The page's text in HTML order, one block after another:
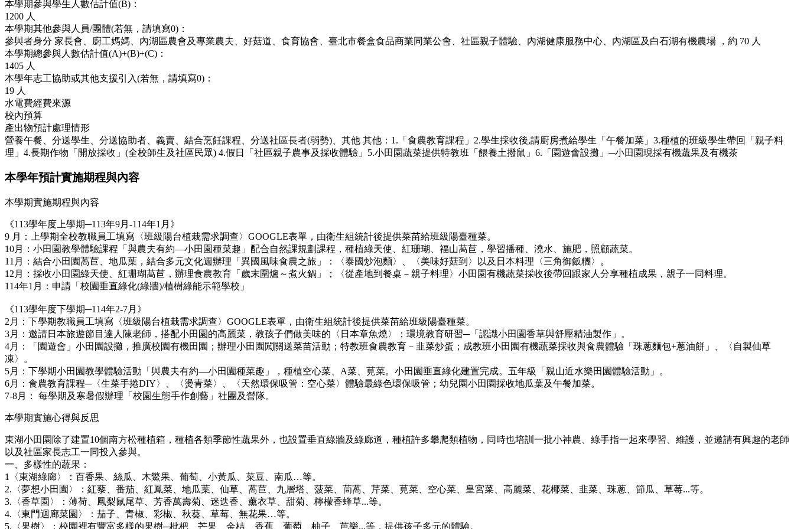
本學期參與學生人數估計值(B)：
1200 人
本學期其他參與人員/團體(若無，請填寫0)：
參與者身分 家長會、廚工媽媽、內湖區農會及專業農夫、好菇道、食育協會、臺北市餐盒食品商業同業公會、社區親子體驗、內湖健康服務中心、內湖區及白石湖有機農場 ，約 70 人
本學期總參與人數估計值(A)+(B)+(C)：
1405 人
本學年志工協助或其他支援引入(若無，請填寫0)：
19 人
水電費經費來源
校內預算
產出物預計處理情形
營養午餐、分送學生、分送協助者、義賣、結合烹飪課程、分送社區長者(弱勢)、其他 其他：1.「食農教育課程」2.學生採收後,請廚房煮給學生「午餐加菜」3.種植的班級學生帶回「親子料
理」4.長期作物「開放採收」(全校師生及社區民眾) 4.假日「社區親子農事及採收體驗」5.小田園蔬菜提供特教班「餵養土撥鼠」6.「園遊會設攤」─小田園現採有機蔬果及有機茶
本學年預計實施期程與內容
本學期實施期程與內容
《113學年度上學期─113年9月-114年1月》
9 月：上學期全校教職員工填寫〈班級陽台植栽需求調查〉GOOGLE表單，由衛生組統計後提供菜苗給班級陽臺種菜。
10月：小田園教學體驗課程「與農夫有約—小田園種菜趣」配合自然課規劃課程，種植綠天使、紅珊瑚、福山萵苣，學習播種、澆水、施肥，照顧蔬菜。
11月：結合小田園萵苣、地瓜葉，結合多元文化週辦理「異國風味食農之旅」：〈泰國炒泡麵〉、〈美味好菇到〉以及日本料理〈三角御飯糰〉。
12月：採收小田園綠天使、紅珊瑚萵苣，辦理食農教育「歲末圍爐～煮火鍋」；〈從產地到餐桌－親子料理〉小田園有機蔬菜採收後帶回跟家人分享種植成果，親子一同料理。
114年1月：申請「校園垂直綠化(綠牆)/植樹綠能示範學校」
《113學年度下學期─114年2-7月》
2月：下學期教職員工填寫〈班級陽台植栽需求調查〉GOOGLE表單，由衛生組統計後提供菜苗給班級陽臺種菜。
3月：邀請日本旅遊節目達人陳老師，搭配小田園的高麗菜，教孩子們做美味的〈日本章魚燒〉；環境教育研習─「認識小田園香草與舒壓精油製作」。
4月：「園遊會」小田園設攤，推廣校園有機田園；辦理小田園闖關送菜苗活動；特教班食農教育－韭菜炒蛋；成教班小田園有機蔬菜採收與食農體驗「珠蔥麵包+蔥油餅」、〈自製仙草
凍〉。
5月：下學期小田園教學體驗活動「與農夫有約—小田園種菜趣」，種植空心菜、A菜、莧菜。小田園垂直綠化建置完成。五年級「親山近水樂田園體驗活動」。
6月：食農教育課程─〈生菜手捲DIY〉、〈燙青菜〉、〈天然環保吸管：空心菜〉體驗最綠色環保吸管；幼兒園小田園採收地瓜葉及午餐加菜。
7-8月： 每學期及寒暑假辦理「校園生態手作創藝」社團及營隊。
本學期實施心得與反思
東湖小田園除了建置10個南方松種植箱，種植各類季節性蔬果外，也設置垂直綠牆及綠廊道，種植許多攀爬類植物，同時也培訓一批小神農、綠手指一起來學習、維護，並邀請有興趣的老師
以及社區家長志工一同投入參與。
一、多樣性的蔬果：
1〈東湖綠廊〉：百香果、絲瓜、木鱉果、葡萄、小黃瓜、菜豆、南瓜…等。
2.〈夢想小田園〉：紅藜、番茄、紅鳳菜、地瓜葉、仙草、萵苣、九層塔、菠菜、茼萵、芹菜、莧菜、空心菜、皇宮菜、高麗菜、花椰菜、韭菜、珠蔥、節瓜、草莓...等。
3.〈香草園〉：薄荷、鳳梨鼠尾草、芳香萬壽菊、迷迭香、薰衣草、甜菊、檸檬香蜂草...等。
4.〈東門迴廊菜園〉：茄子、青椒、彩椒、秋葵、草莓、無花果…等。
5.〈果樹〉：校園裡有豐富多樣的果樹─枇杷、芒果、金桔、香蕉、葡萄、柚子、芭樂...等，提供孩子多元的體驗。